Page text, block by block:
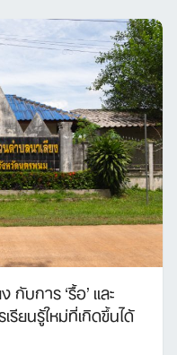
บการ ‘รื้อ’ และ
ยนรู้ใหม่ที่เกิดขึ้นได้